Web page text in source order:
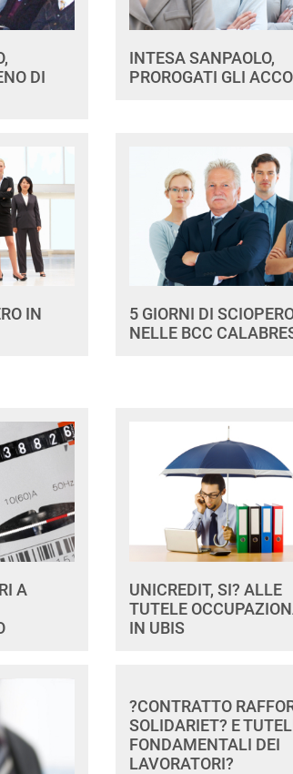
DI
INTESA SANPAOLO,
PROROGATI GLI
IN
5 GIORNI DI
NELLE BCC
A
UNICREDIT, SI? ALLE
TUTELE
IN UBIS
?CONTRATTO
SOLIDARIET? E
FONDAMENTALI DEI
LAVORATORI?